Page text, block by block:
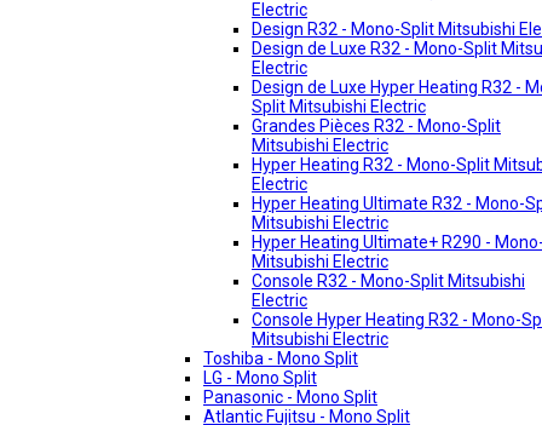
Electric
Design R32 - Mono-Split Mitsubishi
Design de Luxe R32 - Mono-Split
Electric
Design de Luxe Hyper Heating R32 -
Split Mitsubishi Electric
Grandes Pièces R32 - Mono-Split
Mitsubishi Electric
Hyper Heating R32 - Mono-Split
Electric
Hyper Heating Ultimate R32 - Mono-
Mitsubishi Electric
Hyper Heating Ultimate+ R290 -
Mitsubishi Electric
Console R32 - Mono-Split Mitsubishi
Electric
Console Hyper Heating R32 - Mono-
Mitsubishi Electric
Toshiba - Mono Split
LG - Mono Split
Panasonic - Mono Split
Atlantic Fujitsu - Mono Split